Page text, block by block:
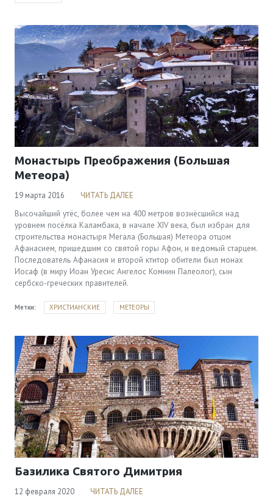
Монастырь Преображения (Большая
Метеора)
19 марта 2016
ЧИТАТЬ ДАЛЕЕ
Высочайший утёс, более чем на 400 метров вознёсшийся над
уровнем посёлка Каламбака, в начале XIV века, был избран для
строительства монастыря Мегала (Большая) Метеора отцом
Афанасием, пришедшим со святой горы Афон, и ведомый старцем.
Последователь Афанасия и второй ктитор обители был монах
Иосаф (в миру Иоан Уресис Ангелос Комнин Палеолог), сын
сербско-греческих правителей.
Метки: ХРИСТИАНСКИЕ МЕТЕОРЫ
Базилика Святого Димитрия
12 февраля 2020
ЧИТАТЬ ДАЛЕЕ